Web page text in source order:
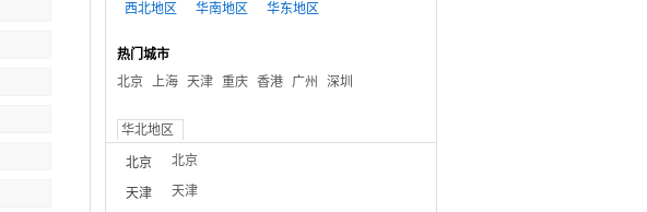
西北地区 华南地区 华东地区
热门城市
北京 上海 天津 重庆 香港 广州 深圳
华北地区
北京 北京
天津 天津